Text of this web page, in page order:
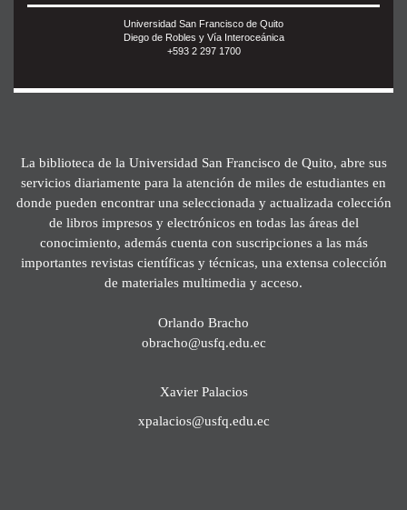
Universidad San Francisco de Quito
Diego de Robles y Vía Interoceánica
+593 2 297 1700
La biblioteca de la Universidad San Francisco de Quito, abre sus
servicios diariamente para la atención de miles de estudiantes en
donde pueden encontrar una seleccionada y actualizada colección
de libros impresos y electrónicos en todas las áreas del
conocimiento, además cuenta con suscripciones a las más
importantes revistas científicas y técnicas, una extensa colección
de materiales multimedia y acceso.
Orlando Bracho
obracho@usfq.edu.ec
Xavier Palacios
xpalacios@usfq.edu.ec